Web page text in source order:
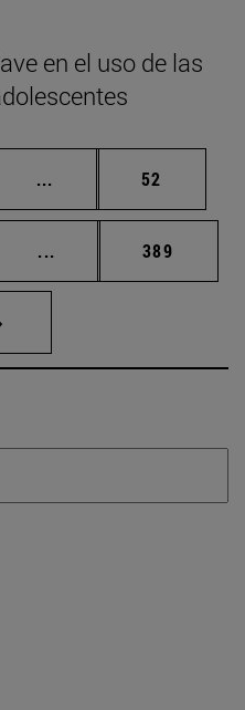
en el uso de las
... Páginas intermedias
Página
52
... Páginas intermedias
Página
389